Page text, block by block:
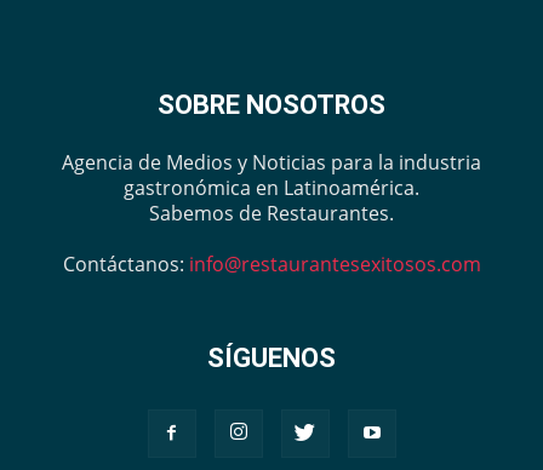
SOBRE NOSOTROS
Agencia de Medios y Noticias para la industria
gastronómica en Latinoamérica.
Sabemos de Restaurantes.
Contáctanos: info@restaurantesexitosos.com
SÍGUENOS